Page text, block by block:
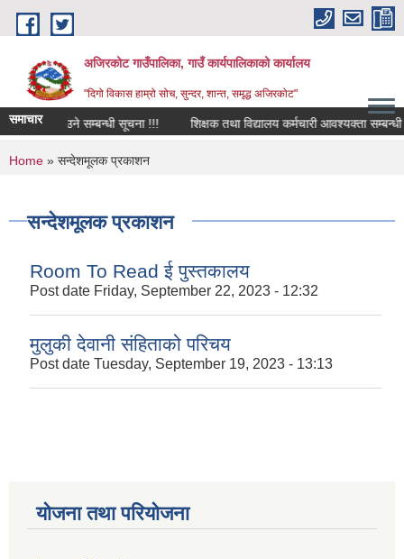
Skip to main content
अजिरकोट गाउँपालिका, गाउँ कार्यपालिकाको कार्यालय
"दिगो विकास हाम्रो सोच, सुन्दर, शान्त, समृद्ध अजिरकोट"
समाचार
भइ आउने सम्बन्धी सूचना !!! शिक्षक तथा विद्यालय कर्मचारी आवश्यक्ता सम्बन्धी
You are here
Home » सन्देशमूलक प्रकाशन
सन्देशमूलक प्रकाशन
Room To Read ई पुस्तकालय
Post date Friday, September 22, 2023 - 12:32
मुलुकी देवानी संहिताको परिचय
Post date Tuesday, September 19, 2023 - 13:13
योजना तथा परियोजना